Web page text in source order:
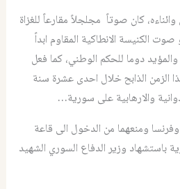
كان صوتاً مجلجلاً مقارعاً للغزاة
الكنيسة الانطاكية المقاوم ابداً
والمؤيد دوما للحكم الوطني، كما فعل
الذابح خلال احدى عشرة سنة
والارهابية على سورية…
ومنعهما من الدخول الى قاعة
باستشهاد وزير الدفاع السوري الشهيد